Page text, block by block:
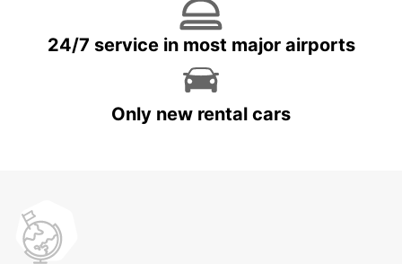
24/7 service in most major airports
Only new rental cars